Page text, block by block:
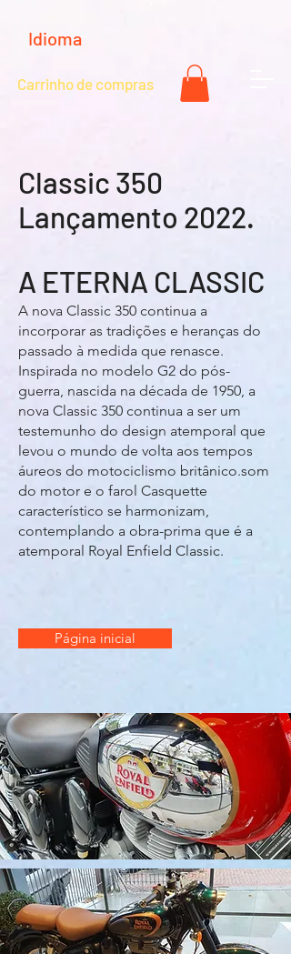
Idioma
Carrinho de compras
Classic 350
Lançamento 2022.
A ETERNA CLASSIC
A nova Classic 350 continua a
incorporar as tradições e heranças do
passado à medida que renasce.
Inspirada no modelo G2 do pós-
guerra, nascida na década de 1950, a
nova Classic 350 continua a ser um
testemunho do design atemporal que
levou o mundo de volta aos tempos
áureos do motociclismo britânico.som
do motor e o farol Casquette
característico se harmonizam,
contemplando a obra-prima que é a
atemporal Royal Enfield Classic.
Página inicial